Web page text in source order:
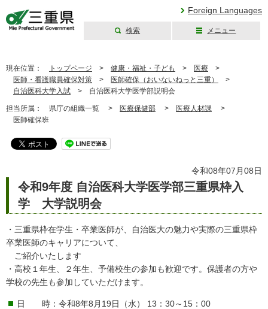
Foreign Languages
検索 メニュー
現在位置： トップページ > 健康・福祉・子ども > 医療 >
医師・看護職員確保対策 > 医師確保（おいないねっと三重）
>
自治医科大学入試 > 自治医科大学医学部説明会
担当所属： 県庁の組織一覧 > 医療保健部 > 医療人材課 >
医師確保班
令和08年07月08日
令和9年度 自治医科大学医学部三重県枠入
学 大学説明会
・三重県枠在学生・卒業医師が、自治医大の魅力や実際の三重県枠
卒業医師のキャリアについて、
ご紹介いたします
・高校１年生、２年生、予備校生の参加も歓迎です。保護者の方や
学校の先生も参加していただけます。
日 時：令和8年8月19日（水） 13：30～15：00